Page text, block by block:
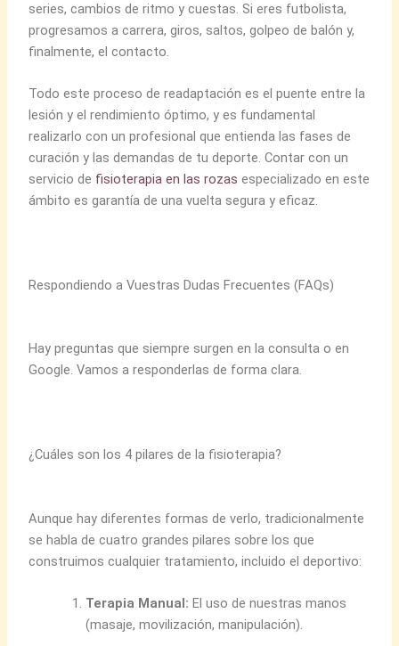
series, cambios de ritmo y cuestas. Si eres futbolista,
progresamos a carrera, giros, saltos, golpeo de balón y,
finalmente, el contacto.
Todo este proceso de readaptación es el puente entre la
lesión y el rendimiento óptimo, y es fundamental
realizarlo con un profesional que entienda las fases de
curación y las demandas de tu deporte. Contar con un
servicio de fisioterapia en las rozas especializado en este
ámbito es garantía de una vuelta segura y eficaz.
Respondiendo a Vuestras Dudas Frecuentes (FAQs)
Hay preguntas que siempre surgen en la consulta o en
Google. Vamos a responderlas de forma clara.
¿Cuáles son los 4 pilares de la fisioterapia?
Aunque hay diferentes formas de verlo, tradicionalmente
se habla de cuatro grandes pilares sobre los que
construimos cualquier tratamiento, incluido el deportivo:
Terapia Manual: El uso de nuestras manos
(masaje, movilización, manipulación).